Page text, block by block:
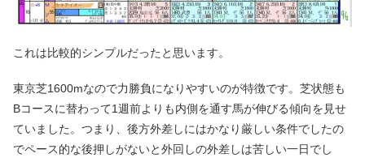
これは比較的シンプルだったと思います。
東京芝1600mなので力勝負になりやすいのが特徴です。芝状態も
Bコースに替わって1週前よりも内側を通す馬が伸びる傾向を見せ
ていました。つまり、後方外差しにはかなり厳しい条件でしたの
でペース的な後押しがないと外回しの外差しは苦しい一日でし